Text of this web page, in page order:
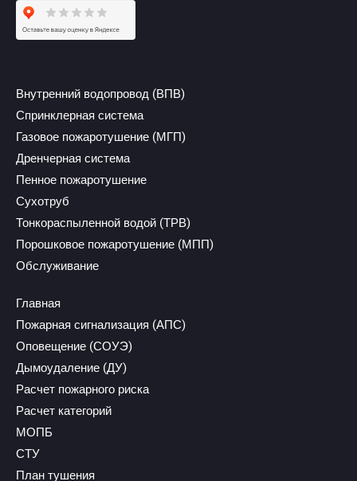
Главная
Пожарная сигнализация (АПС)
Оповещение (СОУЭ)
Дымоудаление (ДУ)
Расчет пожарного риска
Расчет категорий
МОПБ
СТУ
План тушения
Внутренний водопровод (ВПВ)
Спринклерная система
Газовое пожаротушение (МГП)
Дренчерная система
Пенное пожаротушение
Сухотруб
Тонкораспыленной водой (ТРВ)
Порошковое пожаротушение (МПП)
Обслуживание